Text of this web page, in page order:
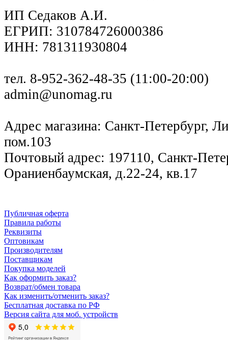
ИП Седаков А.И.
ЕГРИП: 310784726000386
ИНН: 781311930804
тел. 8-952-362-48-35 (11:00-20:00)
admin@unomag.ru
Адрес магазина: Санкт-Петербург,
пом.103
Почтовый адрес: 197110, Санкт-
Ораниенбаумская, д.22-24, кв.17
Публичная оферта
Правила работы
Реквизиты
Оптовикам
Производителям
Поставщикам
Покупка моделей
Как оформить заказ?
Возврат/обмен товара
Как изменить/отменить заказ?
Бесплатная доставка по РФ
Версия сайта для моб. устройств